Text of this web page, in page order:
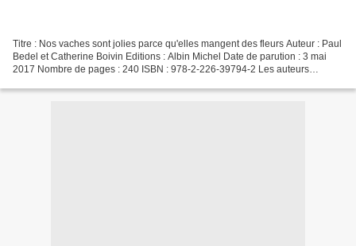
Titre : Nos vaches sont jolies parce qu'elles mangent des fleurs Auteur : Paul
Bedel et Catherine Boivin Editions : Albin Michel Date de parution : 3 mai
2017 Nombre de pages : 240 ISBN : 978-2-226-39794-2 Les auteurs